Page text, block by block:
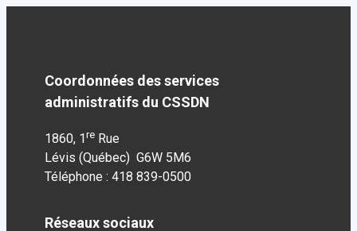
Coordonnées des services
administratifs du CSSDN
1860, 1 re Rue
Lévis (Québec) G6W 5M6
Téléphone : 418 839-0500
Réseaux sociaux